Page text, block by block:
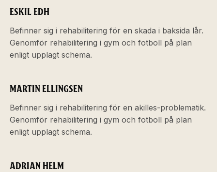
ESKIL EDH
Befinner sig i rehabilitering för en skada i baksida lår.
Genomför rehabilitering i gym och fotboll på plan
enligt upplagt schema.
MARTIN ELLINGSEN
Befinner sig i rehabilitering för en akilles-problematik.
Genomför rehabilitering i gym och fotboll på plan
enligt upplagt schema.
ADRIAN HELM